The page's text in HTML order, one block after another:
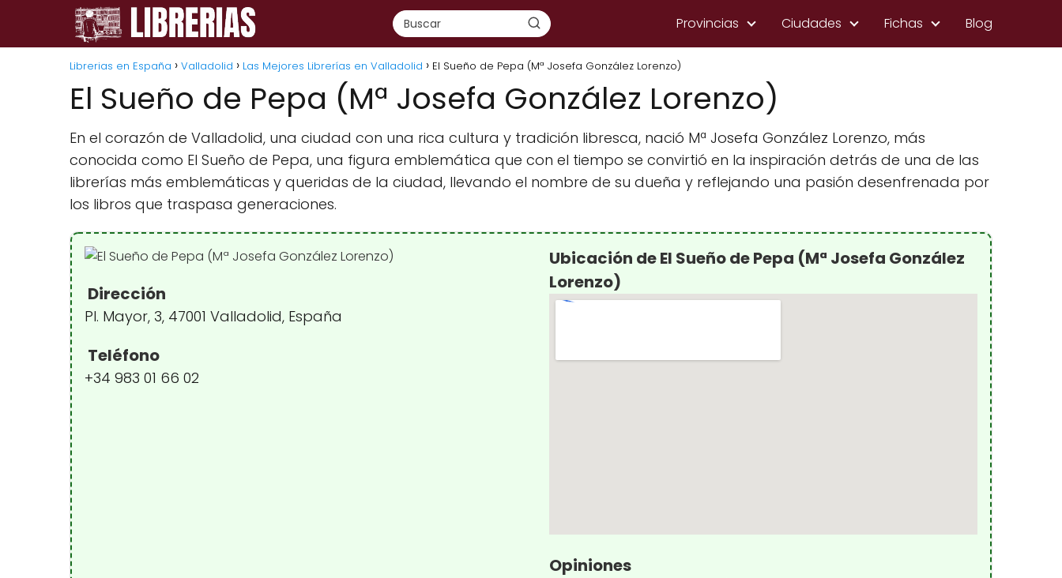
Provincias Ciudades Fichas Blog
Librerias en España Valladolid Las Mejores Librerías en Valladolid El Sueño de Pepa (Mª Josefa González Lorenzo)
El Sueño de Pepa (Mª Josefa González Lorenzo)
En el corazón de Valladolid, una ciudad con una rica cultura y tradición libresca, nació Mª Josefa González Lorenzo, más
conocida como El Sueño de Pepa, una figura emblemática que con el tiempo se convirtió en la inspiración detrás de una de las
librerías más emblemáticas y queridas de la ciudad, llevando el nombre de su dueña y reflejando una pasión desenfrenada por
los libros que traspasa generaciones.
Dirección
Pl. Mayor, 3, 47001 Valladolid, España
Teléfono
+34 983 01 66 02
Ubicación de El Sueño de Pepa (Mª Josefa González
Lorenzo)
Opiniones